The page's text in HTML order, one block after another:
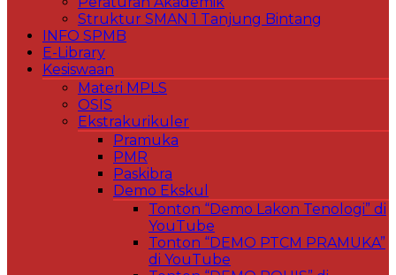
Struktur SMAN 1 Tanjung Bintang
INFO SPMB
E-Library
Kesiswaan
Materi MPLS
OSIS
Ekstrakurikuler
Pramuka
PMR
Paskibra
Demo Ekskul
Tonton “Demo Lakon Tenologi” di
YouTube
Tonton “DEMO PTCM PRAMUKA”
di YouTube